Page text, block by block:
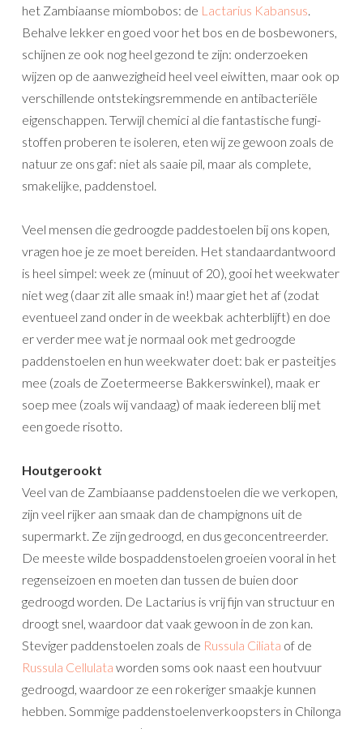
het Zambiaanse miombobos: de Lactarius Kabansus
Behalve lekker en goed voor het bos en de bosbewoners,
schijnen ze ook nog heel gezond te zijn: onderzoeken
wijzen op de aanwezigheid heel veel eiwitten, maar ook op
verschillende ontstekingsremmende en antibacteriële
eigenschappen. Terwijl chemici al die fantastische fungi-
stoffen proberen te isoleren, eten wij ze gewoon zoals de
natuur ze ons gaf: niet als saaie pil, maar als complete,
smakelijke, paddenstoel.
Veel mensen die gedroogde paddestoelen bij ons kopen,
vragen hoe je ze moet bereiden. Het standaardantwoord
is heel simpel: week ze (minuut of 20), gooi het weekwater
niet weg (daar zit alle smaak in!) maar giet het af (zodat
eventueel zand onder in de weekbak achterblijft) en doe
er verder mee wat je normaal ook met gedroogde
paddenstoelen en hun weekwater doet: bak er pasteitjes
mee (zoals de Zoetermeerse Bakkerswinkel), maak er
soep mee (zoals wij vandaag) of maak iedereen blij met
een goede risotto.
Houtgerookt
Veel van de Zambiaanse paddenstoelen die we verkopen,
zijn veel rijker aan smaak dan de champignons uit de
supermarkt. Ze zijn gedroogd, en dus geconcentreerder.
De meeste wilde bospaddenstoelen groeien vooral in het
regenseizoen en moeten dan tussen de buien door
gedroogd worden. De Lactarius is vrij fijn van structuur en
droogt snel, waardoor dat vaak gewoon in de zon kan.
Steviger paddenstoelen zoals de Russula Ciliata of de
Russula Cellulata worden soms ook naast een houtvuur
gedroogd, waardoor ze een rokeriger smaakje kunnen
hebben. Sommige paddenstoelenverkoopsters in Chilonga